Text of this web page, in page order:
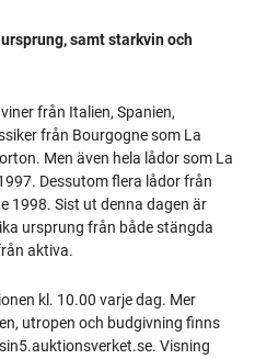
samt starkvin och
från Italien, Spanien,
från Bourgogne som La
Men även hela lådor som La
Dessutom flera lådor från
1998. Sist ut denna dagen är
ursprung från både stängda
aktiva.
kl. 10.00 varje dag. Mer
utropen och budgivning finns
Visning